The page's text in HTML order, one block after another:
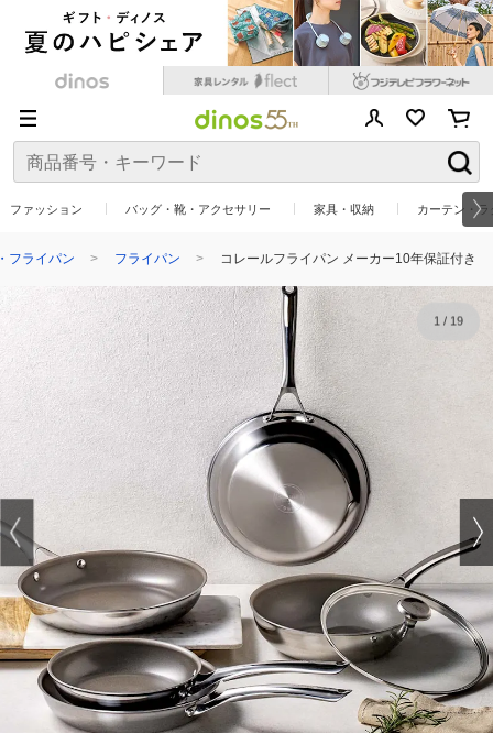
ファッション バッグ・靴・アクセサリー 家具・収納 カーテン・
フライパン フライパン コレールフライパン メーカー10年保証付き
1/ 19